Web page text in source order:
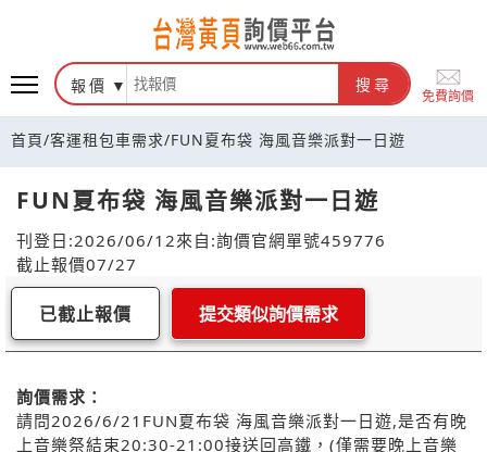
報價 搜尋
免費詢價
首頁/客運租包車需求/FUN夏布袋 海風音樂派對一日遊
FUN夏布袋 海風音樂派對一日遊
刊登日:2026/06/12來自:詢價官網單號459776
截止報價07/27
已截止報價 提交類似詢價需求
詢價需求：
請問2026/6/21FUN夏布袋 海風音樂派對一日遊,是否有晚
上音樂祭結束20:30-21:00接送回高鐵，(僅需要晚上音樂